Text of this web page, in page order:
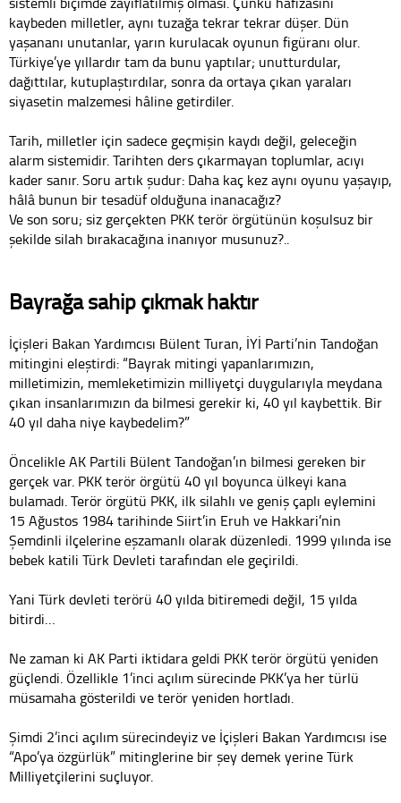
kaybeden milletler, aynı tuzağa tekrar tekrar düşer. Dün
yaşananı unutanlar, yarın kurulacak oyunun figüranı olur.
Türkiye’ye yıllardır tam da bunu yaptılar; unutturdular,
dağıttılar, kutuplaştırdılar, sonra da ortaya çıkan yaraları
siyasetin malzemesi hâline getirdiler.
Tarih, milletler için sadece geçmişin kaydı değil, geleceğin
alarm sistemidir. Tarihten ders çıkarmayan toplumlar, acıyı
kader sanır. Soru artık şudur: Daha kaç kez aynı oyunu yaşayıp,
hâlâ bunun bir tesadüf olduğuna inanacağız?
Ve son soru; siz gerçekten PKK terör örgütünün koşulsuz bir
şekilde silah bırakacağına inanıyor musunuz?..
Bayrağa sahip çıkmak haktır
İçişleri Bakan Yardımcısı Bülent Turan, İYİ Parti’nin Tandoğan
mitingini eleştirdi: “Bayrak mitingi yapanlarımızın,
milletimizin, memleketimizin milliyetçi duygularıyla meydana
çıkan insanlarımızın da bilmesi gerekir ki, 40 yıl kaybettik. Bir
40 yıl daha niye kaybedelim?”
Öncelikle AK Partili Bülent Tandoğan’ın bilmesi gereken bir
gerçek var. PKK terör örgütü 40 yıl boyunca ülkeyi kana
bulamadı. Terör örgütü PKK, ilk silahlı ve geniş çaplı eylemini
15 Ağustos 1984 tarihinde Siirt’in Eruh ve Hakkari’nin
Şemdinli ilçelerine eşzamanlı olarak düzenledi. 1999 yılında ise
bebek katili Türk Devleti tarafından ele geçirildi.
Yani Türk devleti terörü 40 yılda bitiremedi değil, 15 yılda
bitirdi…
Ne zaman ki AK Parti iktidara geldi PKK terör örgütü yeniden
güçlendi. Özellikle 1’inci açılım sürecinde PKK’ya her türlü
müsamaha gösterildi ve terör yeniden hortladı.
Şimdi 2’inci açılım sürecindeyiz ve İçişleri Bakan Yardımcısı ise
“Apo’ya özgürlük” mitinglerine bir şey demek yerine Türk
Milliyetçilerini suçluyor.